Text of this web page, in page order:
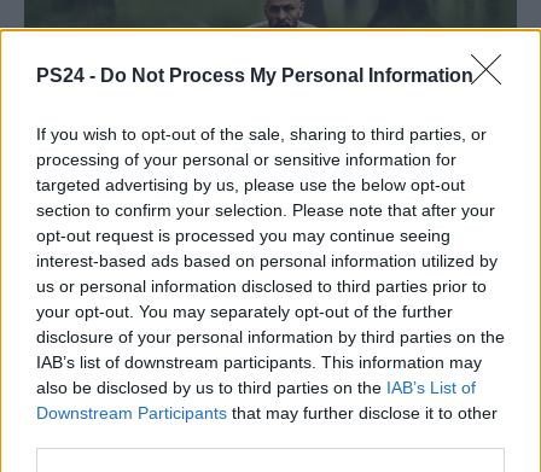
PS24 - Do Not Process My Personal Information
If you wish to opt-out of the sale, sharing to third parties, or
processing of your personal or sensitive information for
targeted advertising by us, please use the below opt-out
section to confirm your selection. Please note that after your
opt-out request is processed you may continue seeing
interest-based ads based on personal information utilized by
us or personal information disclosed to third parties prior to
your opt-out. You may separately opt-out of the further
disclosure of your personal information by third parties on the
IAB’s list of downstream participants. This information may
also be disclosed by us to third parties on the IAB’s List of
Downstream Participants that may further disclose it to other